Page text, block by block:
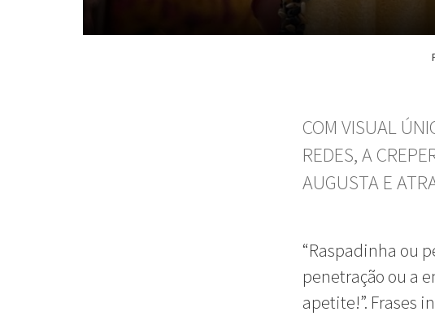
COM VISUAL
REDES, A
AUGUSTA E
“Raspadinha ou
penetração ou a
apetite!”. Frases